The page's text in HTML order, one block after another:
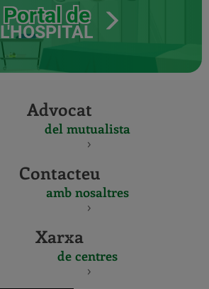
Portal de
L'HOSPITAL
Advocat
del mutualista
Contacteu
amb nosaltres
Xarxa
de centres